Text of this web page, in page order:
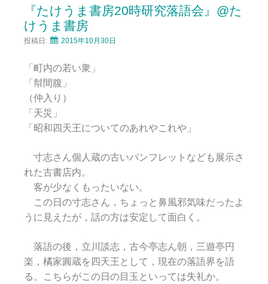
『たけうま書房20時研究落語会』@た
けうま書房
投稿日: 2015年10月30日
「町内の若い衆」
「幇間腹」
（仲入り）
「天災」
「昭和四天王についてのあれやこれや」
寸志さん個人蔵の古いパンフレットなども展示さ
れた古書店内。
客が少なくもったいない。
この日の寸志さん，ちょっと鼻風邪気味だったよ
うに見えたが，話の方は安定して面白く。
落語の後，立川談志，古今亭志ん朝，三遊亭円
楽，橘家圓蔵を四天王として，現在の落語界を語
る。こちらがこの日の目玉といっては失礼か。